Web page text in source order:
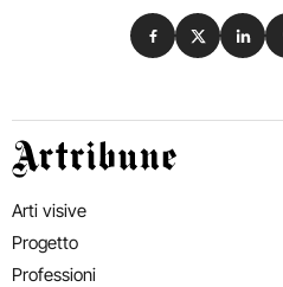
Condividi su
Condividi
Artribune
Arti visive
Progetto
Professioni